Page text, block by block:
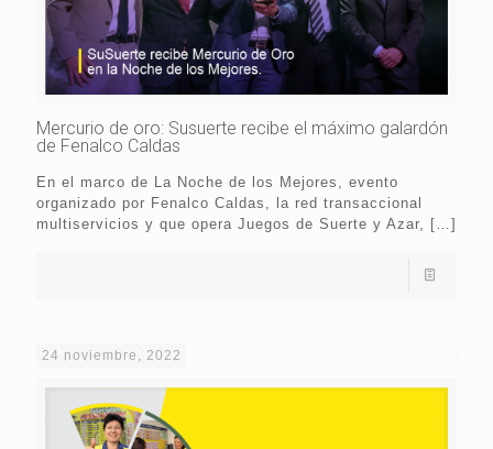
Mercurio de oro: Susuerte recibe el máximo galardón
de Fenalco Caldas
En el marco de La Noche de los Mejores, evento
organizado por Fenalco Caldas, la red transaccional
multiservicios y que opera Juegos de Suerte y Azar, […]
24 noviembre, 2022